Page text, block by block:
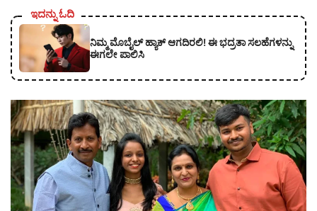
ಇದನ್ನು ಓದಿ
ನಿಮ್ಮ ಮೊಬೈಲ್ ಹ್ಯಾಕ್ ಆಗದಿರಲಿ! ಈ ಭದ್ರತಾ ಸಲಹೆಗಳನ್ನು
ಈಗಲೇ ಪಾಲಿಸಿ